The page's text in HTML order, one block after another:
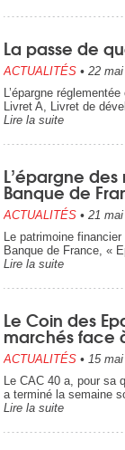
La passe de
ACTUALITÉS • 22
L’épargne
Livret A, Livret de
Lire la suite
L’épargne
Banque de
ACTUALITÉS • 21
Le patrimoine
Banque de France, «
Lire la suite
Le Coin des
marchés face
ACTUALITÉS • 15
Le CAC 40 a, pour sa
a terminé la semaine
Lire la suite